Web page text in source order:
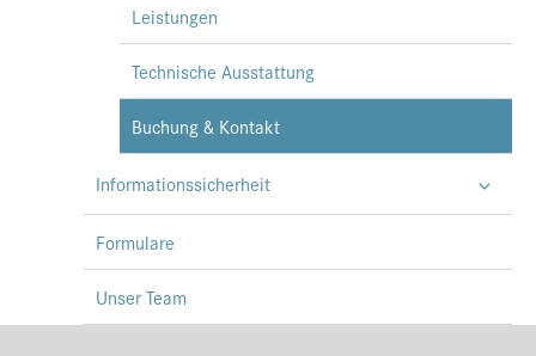
Leistungen
Technische Ausstattung
Buchung & Kontakt
Informationssicherheit
Formulare
Unser Team